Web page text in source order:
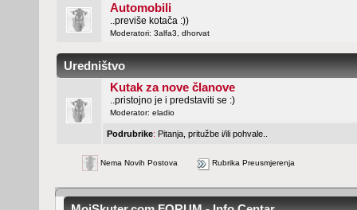
Automobili
..previše kotača :))
Moderatori: 3alfa3 dhorvat
Uredništvo
Kutak za nove članove
..pristojno je i predstaviti se :)
Moderator: eladio
Podrubrike: Pitanja, pritužbe i/ili pohvale..
Nema Novih Postova Rubrika Preusmjerenja